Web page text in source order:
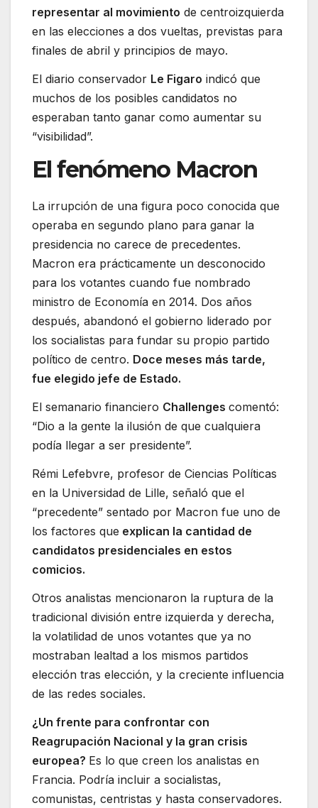
representar al movimiento de centroizquierda
en las elecciones a dos vueltas, previstas para
finales de abril y principios de mayo.
El diario conservador Le Figaro indicó que
muchos de los posibles candidatos no
esperaban tanto ganar como aumentar su
“visibilidad”.
El fenómeno Macron
La irrupción de una figura poco conocida que
operaba en segundo plano para ganar la
presidencia no carece de precedentes.
Macron era prácticamente un desconocido
para los votantes cuando fue nombrado
ministro de Economía en 2014. Dos años
después, abandonó el gobierno liderado por
los socialistas para fundar su propio partido
político de centro. Doce meses más tarde,
fue elegido jefe de Estado.
El semanario financiero Challenges comentó:
“Dio a la gente la ilusión de que cualquiera
podía llegar a ser presidente”.
Rémi Lefebvre, profesor de Ciencias Políticas
en la Universidad de Lille, señaló que el
“precedente” sentado por Macron fue uno de
los factores que explican la cantidad de
candidatos presidenciales en estos
comicios.
Otros analistas mencionaron la ruptura de la
tradicional división entre izquierda y derecha,
la volatilidad de unos votantes que ya no
mostraban lealtad a los mismos partidos
elección tras elección, y la creciente influencia
de las redes sociales.
¿Un frente para confrontar con
Reagrupación Nacional y la gran crisis
europea? Es lo que creen los analistas en
Francia. Podría incluir a socialistas,
comunistas, centristas y hasta conservadores.